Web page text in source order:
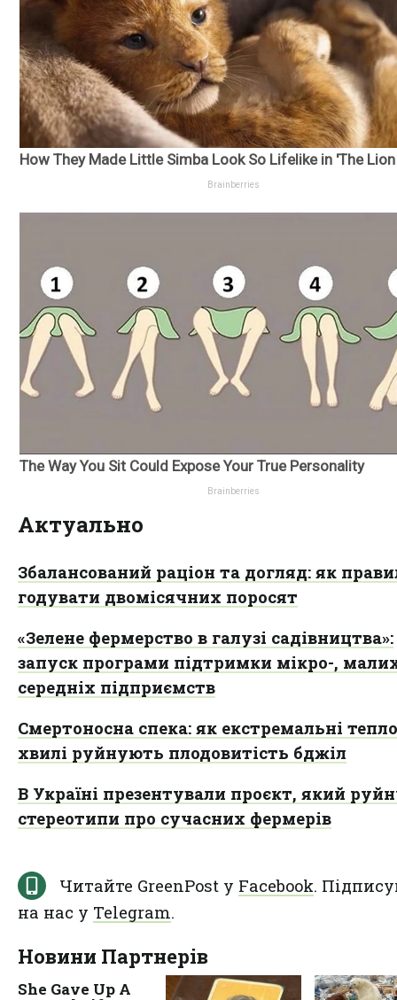
Актуально
Збалансований раціон та догляд: як
годувати двомісячних поросят
«Зелене фермерство в галузі садівництва»:
запуск програми підтримки мікро-,
середніх підприємств
Смертоносна спека: як екстремальні
хвилі руйнують плодовитість бджіл
В Україні презентували проєкт, який
стереотипи про сучасних фермерів
Читайте GreenPost у Facebook.
на нас у Telegram.